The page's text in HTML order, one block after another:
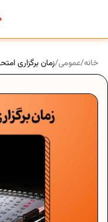
خانه/عمومی/زمان برگزاری